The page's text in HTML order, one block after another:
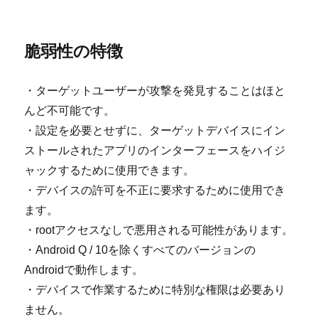
脆弱性の特徴
・ターゲットユーザーが攻撃を発見することはほと
んど不可能です。
・設定を必要とせずに、ターゲットデバイスにイン
ストールされたアプリのインターフェースをハイジ
ャックするために使用できます。
・デバイスの許可を不正に要求するために使用でき
ます。
・rootアクセスなしで悪用される可能性があります。
・Android Q / 10を除くすべてのバージョンの
Androidで動作します。
・デバイスで作業するために特別な権限は必要あり
ません。